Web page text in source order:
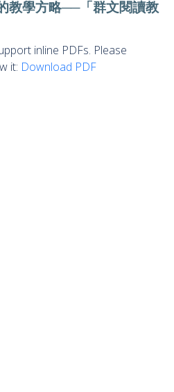
教學方略──「群文閱讀教
inline PDFs. Please
it: Download PDF